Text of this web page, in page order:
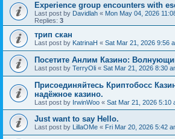
Experience group encounters with
Last post by Davidlah « Mon May 04, 2026
Replies: 3
трип скан
Last post by KatrinaH « Sat Mar 21, 2026 9:56
Посетите Анлим Казино:
Last post by TerryOli « Sat Mar 21, 2026 8:30
Присоединяйтесь Криптобосс
надёжное казино.
Last post by IrwinWoo « Sat Mar 21, 2026 5:10
Just want to say Hello.
Last post by LillaOMe « Fri Mar 20, 2026 5:42